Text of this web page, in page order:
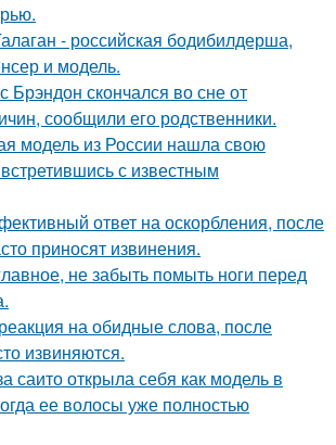
- российская бодибилдерша,
и модель.
Брэндон скончался во сне от
сообщили его родственники.
модель из России нашла свою
с известным
ответ на оскорбления, после
приносят извинения.
не забыть помыть ноги перед
на обидные слова, после
извиняются.
саито открыла себя как модель в
ее волосы уже полностью